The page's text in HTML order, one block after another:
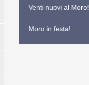
Venti nuovi al Moro!
Moro in festa!